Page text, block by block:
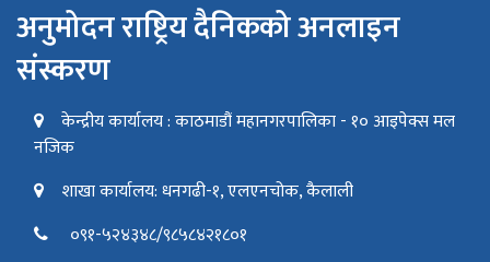
अनुमोदन राष्ट्रिय दैनिकको अनलाइन
संस्करण
केन्द्रीय कार्यालय : काठमाडौं महानगरपालिका - १० आइपेक्स मल
नजिक
शाखा कार्यालय: धनगढी-१, एलएनचोक, कैलाली
०९१-५२४३४८/९८५८४२१८०१